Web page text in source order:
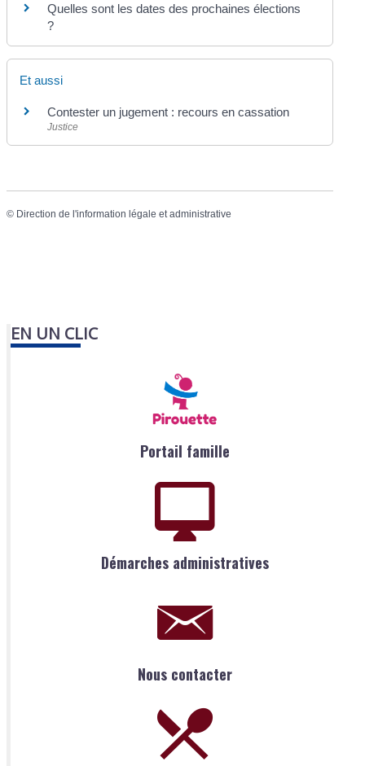
Quelles sont les dates des prochaines élections
?
Et aussi
Contester un jugement : recours en cassation
Justice
© Direction de l'information légale et administrative
EN UN CLIC
Portail famille
Démarches administratives
Nous contacter